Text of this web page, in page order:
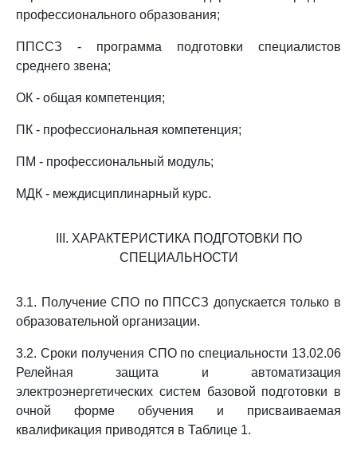
профессионального образования;
ППССЗ - программа подготовки специалистов
среднего звена;
ОК - общая компетенция;
ПК - профессиональная компетенция;
ПМ - профессиональный модуль;
МДК - междисциплинарный курс.
III. ХАРАКТЕРИСТИКА ПОДГОТОВКИ ПО
СПЕЦИАЛЬНОСТИ
3.1. Получение СПО по ППССЗ допускается только в
образовательной организации.
3.2. Сроки получения СПО по специальности 13.02.06
Релейная защита и автоматизация
электроэнергетических систем базовой подготовки в
очной форме обучения и присваиваемая
квалификация приводятся в Таблице 1.